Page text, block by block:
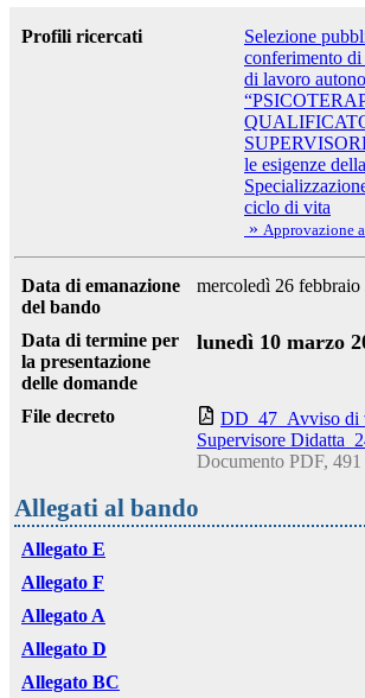
Profili ricercati
Selezione
conferimento
di lavoro
le esigenze
ciclo di vita
» Approvazione
Data di emanazione
del bando
mercoledì 26 febbraio
Data di termine per
la presentazione
delle domande
lunedì 10 marzo
File decreto
DD_47_Avviso di
Supervisore
Documento PDF,
Allegati al bando
Allegato E
Allegato F
Allegato A
Allegato D
Allegato BC